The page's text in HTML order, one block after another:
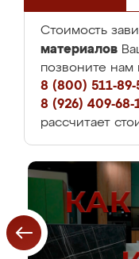
Стоимость
материалов
позвоните
8 (800) 511-89-
8 (926) 409-68-
рассчитает